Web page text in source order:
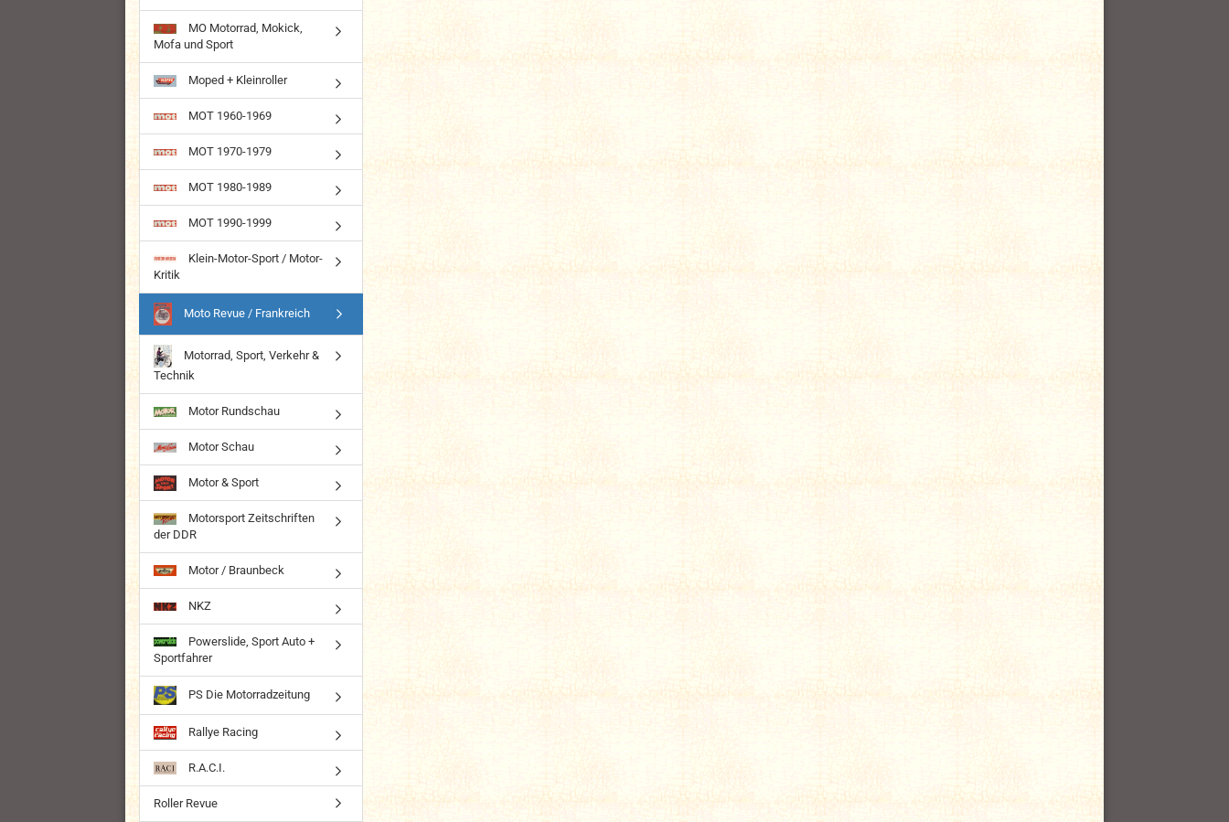
MO Motorrad, Mokick,
Mofa und Sport
Moped + Kleinroller
MOT 1960-1969
MOT 1970-1979
MOT 1980-1989
MOT 1990-1999
Klein-Motor-Sport / Motor-
Kritik
Moto Revue / Frankreich
Motorrad, Sport, Verkehr &
Technik
Motor Rundschau
Motor Schau
Motor & Sport
Motorsport Zeitschriften
der DDR
Motor / Braunbeck
NKZ
Powerslide, Sport Auto +
Sportfahrer
PS Die Motorradzeitung
Rallye Racing
R.A.C.I.
Roller Revue